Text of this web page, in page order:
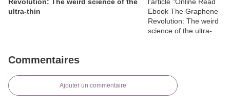
Revolution: The weird science of the
ultra-thin
Commentaires
Ajouter un commentaire